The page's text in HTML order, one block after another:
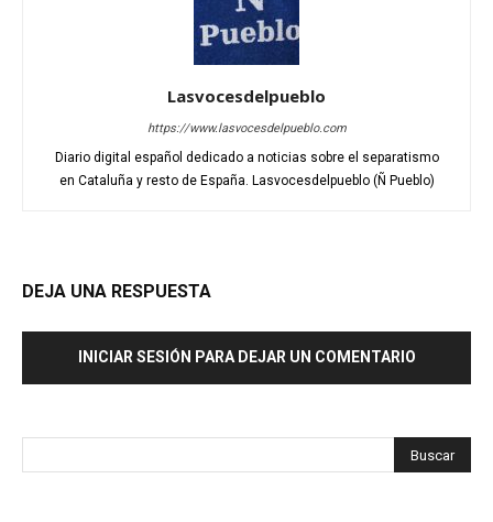
Lasvocesdelpueblo
https://www.lasvocesdelpueblo.com
Diario digital español dedicado a noticias sobre el separatismo
en Cataluña y resto de España. Lasvocesdelpueblo (Ñ Pueblo)
DEJA UNA RESPUESTA
INICIAR SESIÓN PARA DEJAR UN COMENTARIO